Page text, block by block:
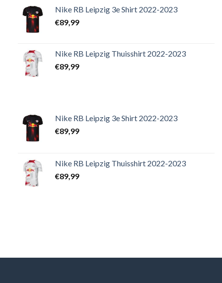
Nike RB Leipzig 3e Shirt 2022-2023
€89,99
Nike RB Leipzig Thuisshirt 2022-2023
€89,99
Nike RB Leipzig 3e Shirt 2022-2023
€89,99
Nike RB Leipzig Thuisshirt 2022-2023
€89,99